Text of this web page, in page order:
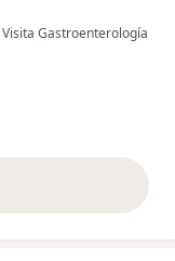
Visita Gastroenterología
anteriores